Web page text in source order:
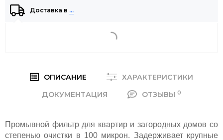
Доставка в …
ОПИСАНИЕ
ХАРАКТЕРИСТИКИ
ДОКУМЕНТАЦИЯ
ОТЗЫВЫ 0
Промывной фильтр для квартир и загородных домов со
степенью очистки в 100 микрон. Задерживает крупные